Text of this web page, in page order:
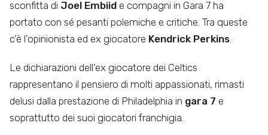
sconfitta di Joel Embiid e compagni in Gara 7 ha
portato con sé pesanti polemiche e critiche. Tra queste
c’è l’opinionista ed ex giocatore Kendrick Perkins
Le dichiarazioni dell’ex giocatore dei Celtics
rappresentano il pensiero di molti appassionati, rimasti
delusi dalla prestazione di Philadelphia in gara 7 e
soprattutto dei suoi giocatori franchigia.